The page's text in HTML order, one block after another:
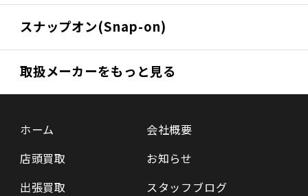
スナップオン(Snap-on)
取扱メーカーをもっと見る
ホーム
店頭買取
出張買取
会社概要
お知らせ
スタッフブログ